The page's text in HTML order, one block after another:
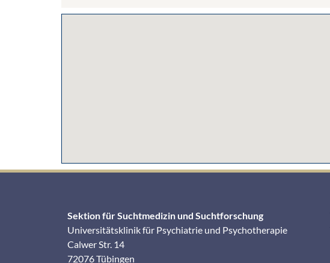
Sektion für Suchtmedizin und Suchtforschung
Universitätsklinik für Psychiatrie und Psychotherapie
Calwer Str. 14
72076 Tübingen